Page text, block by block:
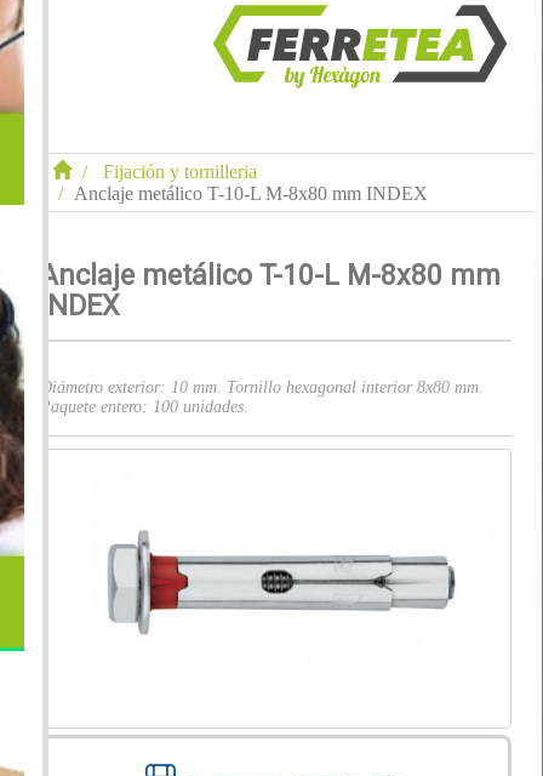
Fijación y tornilleria
Anclaje metálico T-10-L M-8x80 mm INDEX
Anclaje metálico T-10-L M-8x80 mm
INDEX
Diámetro exterior: 10 mm. Tornillo hexagonal interior 8x80 mm.
Paquete entero: 100 unidades.